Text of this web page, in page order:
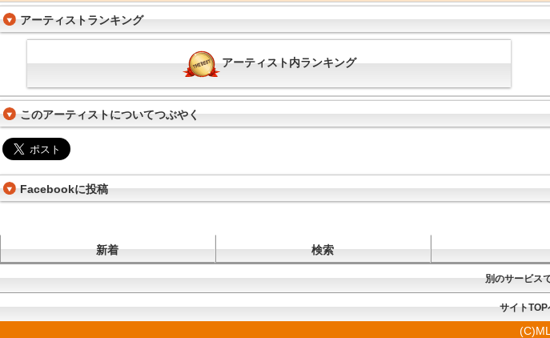
アーティストランキング
アーティスト内ランキング
このアーティストについてつぶやく
Facebookに投稿
新着 検索
別のサービス
サイトTOP